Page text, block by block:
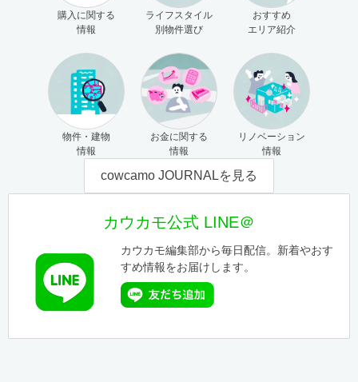
購入に関する
情報
ライフスタイル
別物件選び
おすすめ
エリア紹介
物件・建物
情報
お金に関する
情報
リノベーション
情報
cowcamo JOURNALを見る
カウカモ公式 LINE＠
カウカモ編集部から毎日配信。新着やおす
すめ情報をお届けします。